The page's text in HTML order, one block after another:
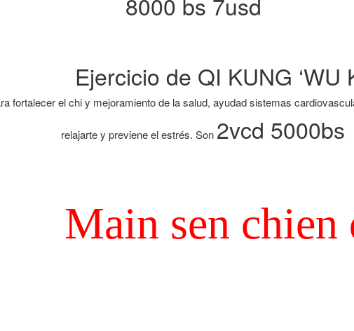
Ejercicio de QI KUNG ‘WU
fortalecer el chi y mejoramiento de la salud, ayudad sistemas
relajarte y previene el estrés. Son 2vcd
Main sen chien